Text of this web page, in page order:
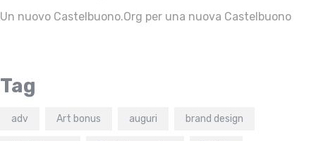
Un nuovo Castelbuono.Org per una nuova Castelbuono
Tag
adv Art bonus auguri brand design